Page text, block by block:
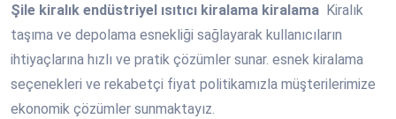
Şile kiralık endüstriyel ısıtıcı kiralama kiralama Kiralık
taşıma ve depolama esnekliği sağlayarak kullanıcıların
ihtiyaçlarına hızlı ve pratik çözümler sunar. esnek kiralama
seçenekleri ve rekabetçi fiyat politikamızla müşterilerimize
ekonomik çözümler sunmaktayız.